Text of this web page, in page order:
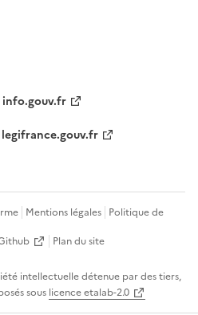
info.gouv.fr
legifrance.gouv.fr
Mentions légales Politique de
Plan du site
intellectuelle détenue par des tiers,
sous licence etalab-2.0